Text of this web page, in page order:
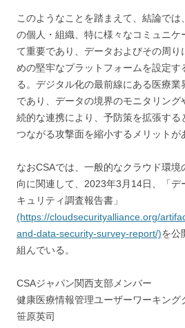
このようなことを踏まえて、結論では
の個人・組織、特に様々なコミュニ
て重要であり、データおよびその周り
めの堅牢なプラットフォームを設定す
る。デジタル化の最前線にある医療
であり、データの境界のモニタリング
続的な連携により、予防策を拡張する
つながる攻撃面を縮小するメリットが
なおCSAでは、一般的なクラウド環
向に関連して、2023年3月14日、「デ
キュリティ調査報告書」
(https://cloudsecurityalliance.org/
and-data-security-survey-report/)を公
組んでいる。
CSAジャパン関西支部メンバー
健康医療情報管理ユーザーワーキング
笹原英司